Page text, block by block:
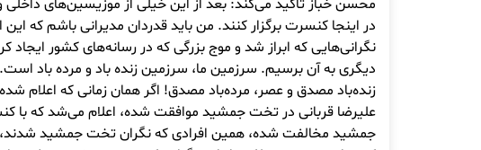
محسن خباز تاکید می‌کند: بعد از این خیلی از موزیسین‌های داخلی
در اینجا کنسرت برگزار کنند. من باید قدردان مدیرانی باشم که این
نگرانی‌هایی که ابراز شد و موج بزرگی که در رسانه‌های کشور ایجاد
دیگری به آن برسیم. سرزمین ما، سرزمین زنده باد و مرده باد
زنده‌باد مصدق و عصر، مرده‌باد مصدق! اگر همان زمانی که اعلام
علیرضا قربانی در تخت جمشید موافقت شده، اعلام می‌شد که با
جمشید مخالفت شده، همین افرادی که نگران تخت جمشید